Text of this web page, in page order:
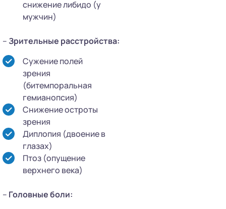
снижение либидо (у
мужчин)
– Зрительные расстройства:
Сужение полей
зрения
(битемпоральная
гемианопсия)
Снижение остроты
зрения
Диплопия (двоение в
глазах)
Птоз (опущение
верхнего века)
– Головные боли: